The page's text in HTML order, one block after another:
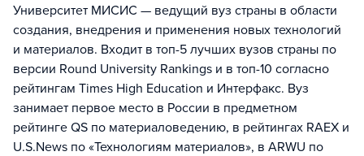
Университет МИСИС — ведущий вуз страны в области
создания, внедрения и применения новых технологий
и материалов. Входит в топ-5 лучших вузов страны по
версии Round University Rankings и в топ-10 согласно
рейтингам Times High Education и Интерфакс. Вуз
занимает первое место в России в предметном
рейтинге QS по материаловедению, в рейтингах RAEX и
U.S.News по «Технологиям материалов», в ARWU по